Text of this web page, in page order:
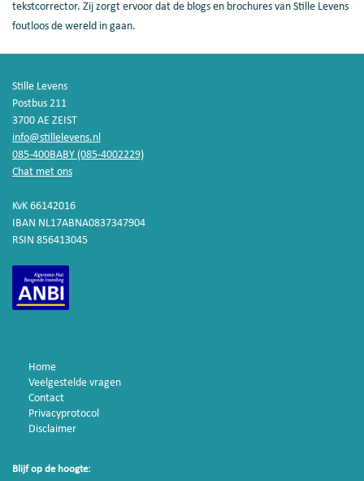
tekstcorrector. Zij zorgt ervoor dat de blogs en brochures van Stille Levens
foutloos de wereld in gaan.
Stille Levens
Postbus 211
3700 AE ZEIST
info@stillelevens.nl
085-400BABY (085-4002229)
Chat met ons
KvK 66142016
IBAN NL17ABNA0837347904
RSIN 856413045
Home
Veelgestelde vragen
Contact
Privacyprotocol
Disclaimer
Blijf op de hoogte: